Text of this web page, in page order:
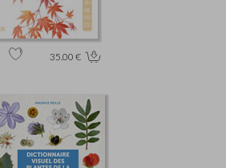
35.00 €